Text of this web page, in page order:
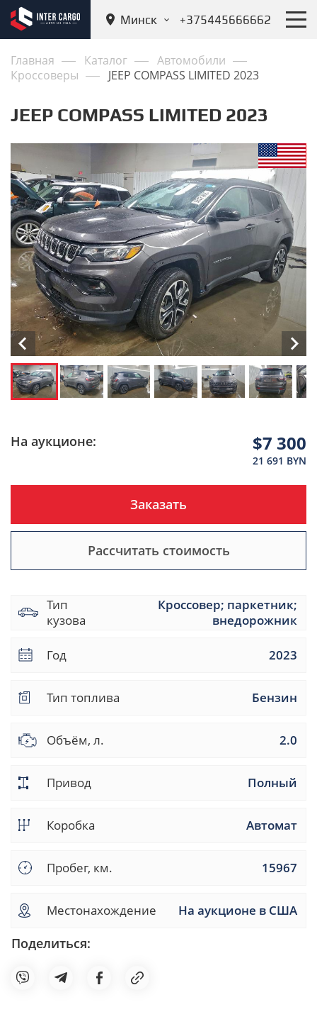
Минск +375445666662
Главная Каталог
Автомобили
Кроссоверы
JEEP COMPASS LIMITED 2023
JEEP COMPASS LIMITED 2023
На аукционе: $7 300
21 691 BYN
Заказать
Рассчитать стоимость
Тип
кузова
Кроссовер; паркетник;
внедорожник
Год 2023
Тип топлива Бензин
Объём, л. 2.0
Привод Полный
Коробка Автомат
Пробег, км. 15967
Местонахождение На аукционе в США
Поделиться: